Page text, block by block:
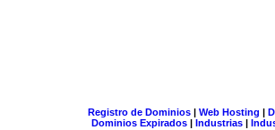
Registro de Dominios| Web Hosting |
Dominios Expirados | Industrias |